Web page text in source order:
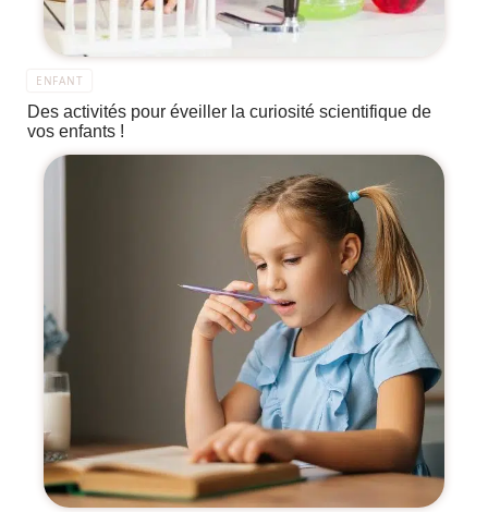
ENFANT
Des activités pour éveiller la curiosité scientifique de
vos enfants !